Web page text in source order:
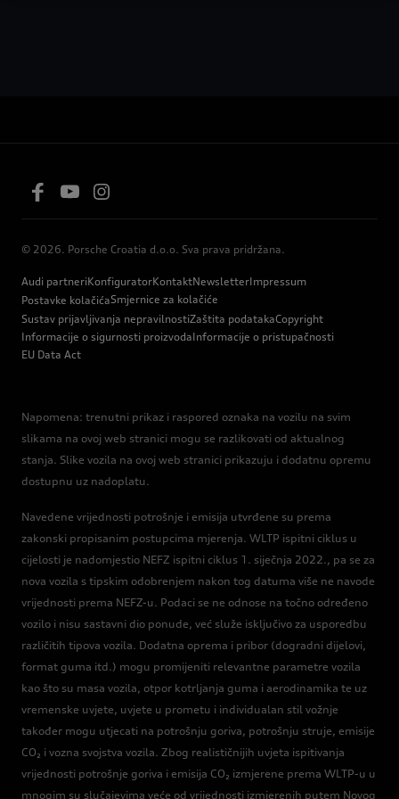
© 2026. Porsche Croatia d.o.o. Sva prava pridržana.
Audi partneriKonfiguratorKontaktNewsletterImpressum
Postavke kolačićaSmjernice za kolačiće
Sustav prijavljivanja nepravilnostiZaštita podatakaCopyright
Informacije o sigurnosti proizvodaInformacije o pristupačnosti
EU Data Act
Napomena: trenutni prikaz i raspored oznaka na vozilu na svim
slikama na ovoj web stranici mogu se razlikovati od aktualnog
stanja. Slike vozila na ovoj web stranici prikazuju i dodatnu opremu
dostupnu uz nadoplatu.
Navedene vrijednosti potrošnje i emisija utvrđene su prema
zakonski propisanim postupcima mjerenja. WLTP ispitni ciklus u
cijelosti je nadomjestio NEFZ ispitni ciklus 1. siječnja 2022., pa se za
nova vozila s tipskim odobrenjem nakon tog datuma više ne navode
vrijednosti prema NEFZ-u. Podaci se ne odnose na točno određeno
vozilo i nisu sastavni dio ponude, već služe isključivo za usporedbu
različitih tipova vozila. Dodatna oprema i pribor (dogradni dijelovi,
format guma itd.) mogu promijeniti relevantne parametre vozila
kao što su masa vozila, otpor kotrljanja guma i aerodinamika te uz
vremenske uvjete, uvjete u prometu i individualan stil vožnje
također mogu utjecati na potrošnju goriva, potrošnju struje, emisije
CO₂ i vozna svojstva vozila. Zbog realističnijih uvjeta ispitivanja
vrijednosti potrošnje goriva i emisija CO₂ izmjerene prema WLTP-u u
mnogim su slučajevima veće od vrijednosti izmjerenih putem Novog